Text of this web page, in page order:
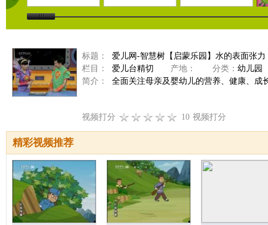
标题：
爱儿网-智慧树【启蒙乐园】水的表面张力
栏目：
爱儿台精切 产地： 分类： 幼儿园
简介：
全面关注母亲及婴幼儿的营养、健康、成
视频打分 10 视频打分
精彩视频推荐